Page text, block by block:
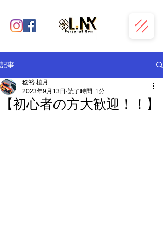
記事
【初心者の方大歓迎！！】
稔裕 植月
2023年9月13日 読了時間: 1分